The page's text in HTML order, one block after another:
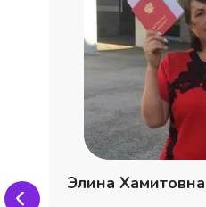
Элина Хамитовна